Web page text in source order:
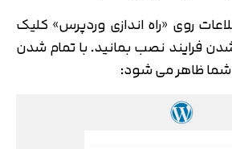
روی «راه اندازی وردپرس» کلیک
فرایند نصب بمانید. با تمام شدن
شما ظاهر می شود: